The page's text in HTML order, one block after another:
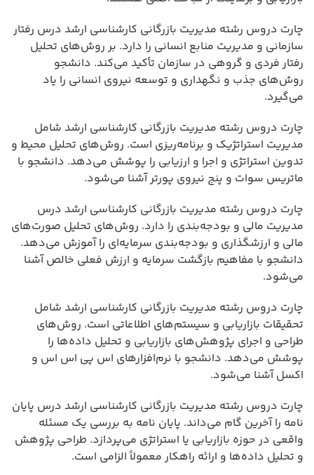
چارت دروس رشته مدیریت بازرگانی کارشناسی ارشد درس رفتار
سازمانی و مدیریت منابع انسانی را دارد. بر روش‌های تحلیل
رفتار فردی و گروهی در سازمان تأکید می‌کند. دانشجو
روش‌های جذب و نگهداری و توسعه نیروی انسانی را یاد
می‌گیرد.
چارت دروس رشته مدیریت بازرگانی کارشناسی ارشد شامل
مدیریت استراتژیک و برنامه‌ریزی است. روش‌های تحلیل محیط و
تدوین استراتژی و اجرا و ارزیابی را پوشش می‌دهد. دانشجو با
ماتریس سوات و پنج نیروی پورتر آشنا می‌شود.
چارت دروس رشته مدیریت بازرگانی کارشناسی ارشد درس
مدیریت مالی و بودجه‌بندی را دارد. روش‌های تحلیل صورت‌های
مالی و ارزشگذاری و بودجه‌بندی سرمایه‌ای را آموزش می‌دهد.
دانشجو با مفاهیم بازگشت سرمایه و ارزش فعلی خالص آشنا
می‌شود.
چارت دروس رشته مدیریت بازرگانی کارشناسی ارشد شامل
تحقیقات بازاریابی و سیستم‌های اطلاعاتی است. روش‌های
طراحی و اجرای پژوهش‌های بازاریابی و تحلیل داده‌ها را
پوشش می‌دهد. دانشجو با نرم‌افزارهای اس پی اس اس و
اکسل آشنا می‌شود.
چارت دروس رشته مدیریت بازرگانی کارشناسی ارشد درس پایان
نامه را آخرین گام می‌داند. پایان نامه به بررسی یک مسئله
واقعی در حوزه بازاریابی یا استراتژی می‌پردازد. طراحی پژوهش
و تحلیل داده‌ها و ارائه راهکار معمولاً الزامی است.